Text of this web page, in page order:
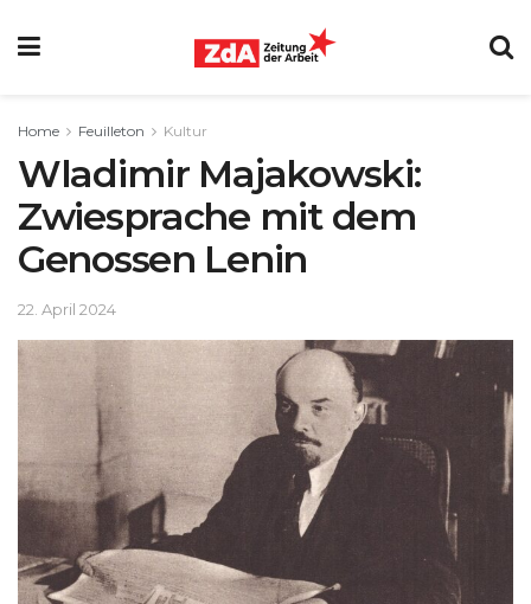
Home Feuilleton Kultur
Wladimir Majakowski:
Zwiesprache mit dem
Genossen Lenin
22. April 2024